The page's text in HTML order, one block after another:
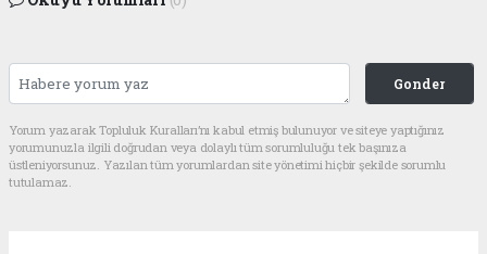
Gonder
Yorum yazarak Topluluk Kuralları’nı kabul etmiş bulunuyor ve siteye yaptığınız
yorumunuzla ilgili doğrudan veya dolaylı tüm sorumluluğu tek başınıza
üstleniyorsunuz. Yazılan tüm yorumlardan site yönetimi hiçbir şekilde sorumlu
tutulamaz.